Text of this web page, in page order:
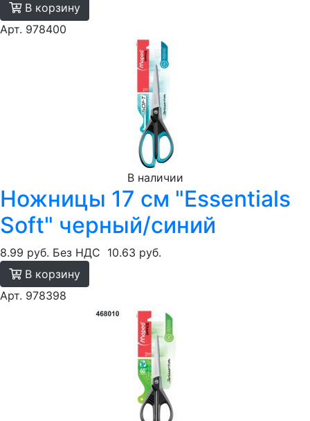
В корзину
Арт. 978400
В наличии
Ножницы 17 см "Essentials
Soft" черный/синий
8.99 руб. Без НДС 10.63 руб.
В корзину
Арт. 978398